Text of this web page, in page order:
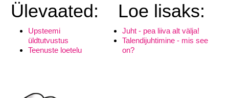
Ülevaated: Loe lisaks:
Upsteemi
üldtutvustus
Teenuste loetelu
Juht - pea liiva alt välja!
Talendijuhtimine - mis see
on?
LIITU UUDISKIRJAGA
Ära jää ilma uudistest ja põnevatest lugudest
personaliarenduse valdkonnas